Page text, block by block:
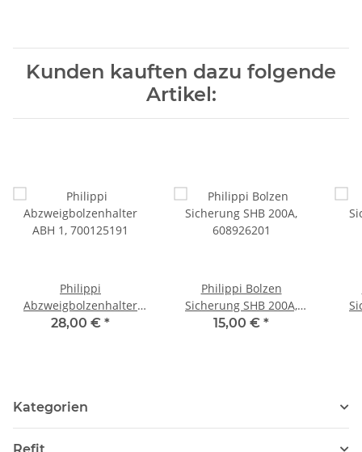
Kunden kauften dazu folgende
Artikel:
Philippi
Abzweigbolzenhalter
ABH 1, 700125191
28,00 € *
Philippi Bolzen
Sicherung SHB 200A,
608926201
15,00 € *
Kategorien